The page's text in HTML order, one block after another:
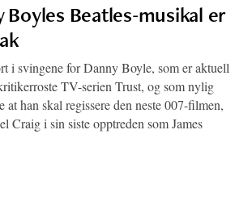
Boyles Beatles-musikal er
i svingene for Danny Boyle, som er aktuell
TV-serien Trust, og som nylig
at han skal regissere den neste 007-filmen,
Craig i sin siste opptreden som James